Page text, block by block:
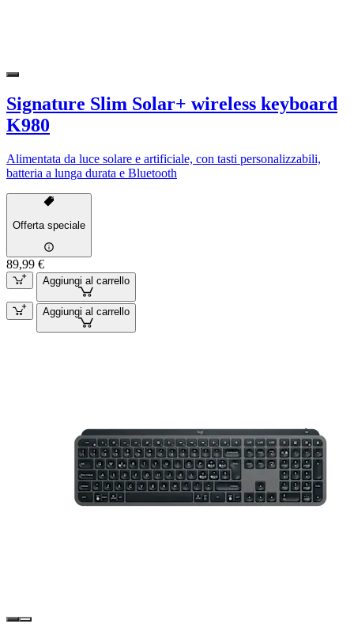
Signature Slim Solar+ wireless keyboard
K980
Alimentata da luce solare e artificiale, con tasti personalizzabili,
batteria a lunga durata e Bluetooth
Offerta speciale
89,99 €
Aggiungi al carrello
Aggiungi al carrello